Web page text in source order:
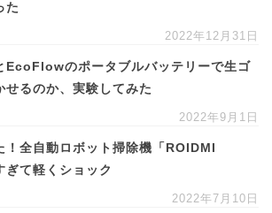
た
2022年12月31日
EcoFlowのポータブルバッテリーで生ゴ
せるのか、実験してみた
2022年9月1日
！全自動ロボット掃除機「ROIDMI
ぎて軽くショック
2022年7月10日